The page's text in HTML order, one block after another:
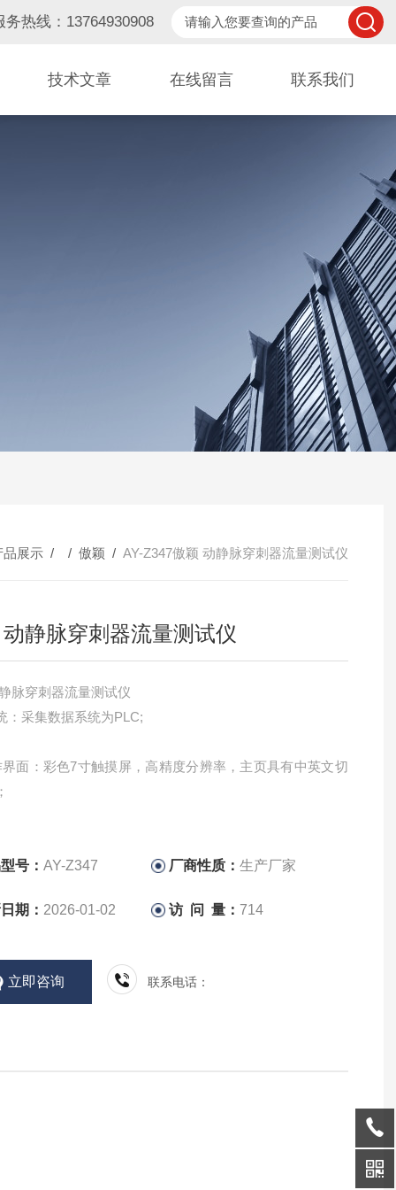
务热线：13764930908
技术文章 在线留言 联系我们
品展示 / / 傲颖 / AY-Z347傲颖 动静脉穿刺器流量测试仪
静脉穿刺器流量测试仪
动静脉穿刺器流量测试仪
：采集数据系统为PLC;
面：彩色7寸触摸屏，高精度分辨率，主页具有中英文切
号： AY-Z347 厂商性质：生产厂家
期： 2026-01-02 访 问 量： 714
立即咨询 联系电话：